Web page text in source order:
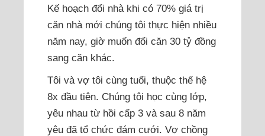
Kế hoạch đổi nhà khi có 70% giá trị
căn nhà mới chúng tôi thực hiện nhiều
năm nay, giờ muốn đổi căn 30 tỷ đồng
sang căn khác.
Tôi và vợ tôi cùng tuổi, thuộc thế hệ
8x đầu tiên. Chúng tôi học cùng lớp,
yêu nhau từ hồi cấp 3 và sau 8 năm
yêu đã tổ chức đám cưới. Vợ chồng